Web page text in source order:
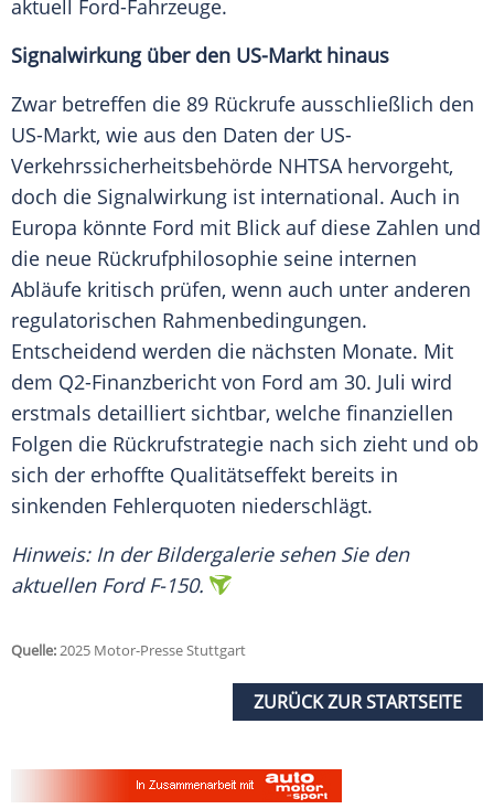
aktuell Ford-Fahrzeuge.
Signalwirkung über den US-Markt hinaus
Zwar betreffen die 89 Rückrufe ausschließlich den
US-Markt, wie aus den Daten der US-
Verkehrssicherheitsbehörde NHTSA hervorgeht,
doch die Signalwirkung ist international. Auch in
Europa könnte Ford mit Blick auf diese Zahlen und
die neue Rückrufphilosophie seine internen
Abläufe kritisch prüfen, wenn auch unter anderen
regulatorischen Rahmenbedingungen.
Entscheidend werden die nächsten Monate. Mit
dem Q2-Finanzbericht von Ford am 30. Juli wird
erstmals detailliert sichtbar, welche finanziellen
Folgen die Rückrufstrategie nach sich zieht und ob
sich der erhoffte Qualitätseffekt bereits in
sinkenden Fehlerquoten niederschlägt.
Hinweis: In derBildergaleriesehen Sie den
aktuellen Ford F-150.
Quelle:2025 Motor-Presse Stuttgart
ZURÜCK ZUR STARTSEITE